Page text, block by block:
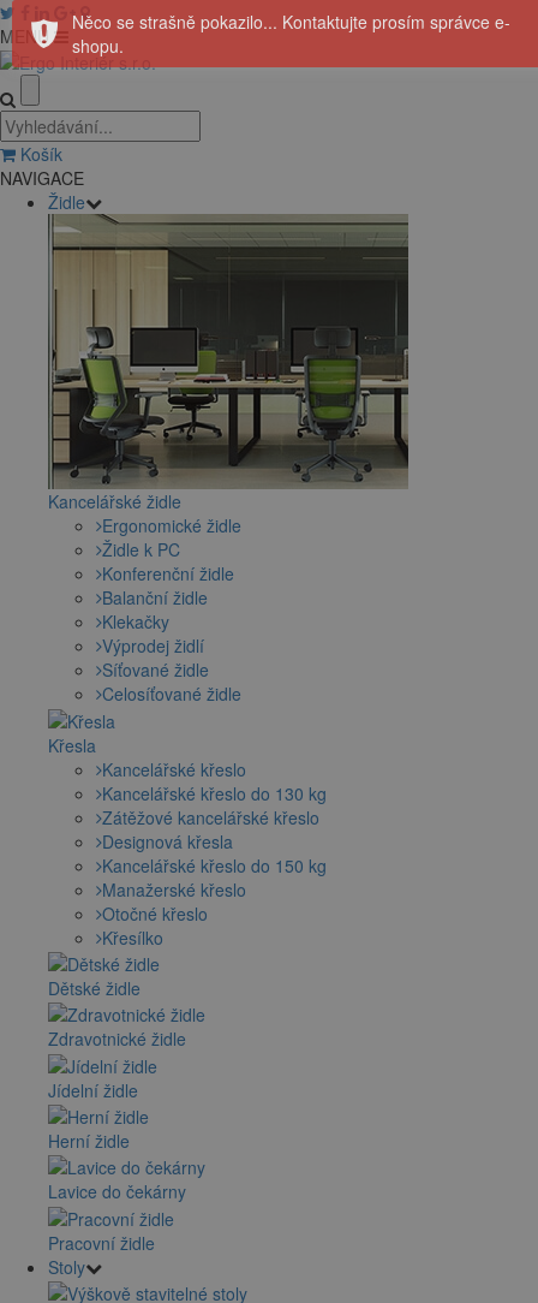
MENU
Košík
NAVIGACE
Židle
Kancelářské židle
Ergonomické židle
Židle k PC
Konferenční židle
Balanční židle
Klekačky
Výprodej židlí
Síťované židle
Celosíťované židle
Křesla
Kancelářské křeslo
Kancelářské křeslo do 130 kg
Zátěžové kancelářské křeslo
Designová křesla
Kancelářské křeslo do 150 kg
Manažerské křeslo
Otočné křeslo
Křesílko
Dětské židle
Zdravotnické židle
Jídelní židle
Herní židle
Lavice do čekárny
Pracovní židle
Stoly
Něco se strašně pokazilo... Kontaktujte prosím správce e-
shopu.